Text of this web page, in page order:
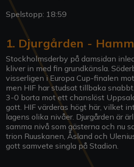
Spelstopp: 18:59
1. Djurgården -
Stockholmsderby på damsidan
kliver in med fin grundkänsla.
visserligen i Europa Cup-finalen
men HIF har studsat tillbaka
3-0 borta mot ett chanslöst
gott. HIF värderas högt här, vilket
lagens olika nivåer. Djurgården är
samma nivå som gästerna och nu
trion Ruuskanen, Åsland och
gott samvete singla på Stadion.